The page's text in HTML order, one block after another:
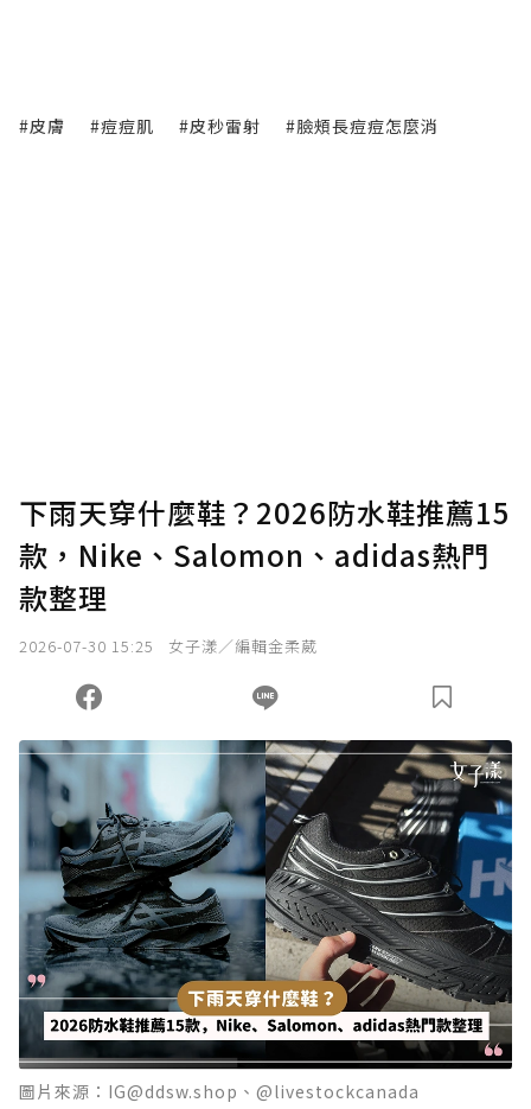
#皮膚 #痘痘肌 #皮秒雷射 #臉頰長痘痘怎麼消
下雨天穿什麼鞋？2026防水鞋推薦15
款，Nike、Salomon、adidas熱門
款整理
2026-07-30 15:25 女子漾／編輯金柔葳
圖片來源：IG@ddsw.shop、@livestockcanada